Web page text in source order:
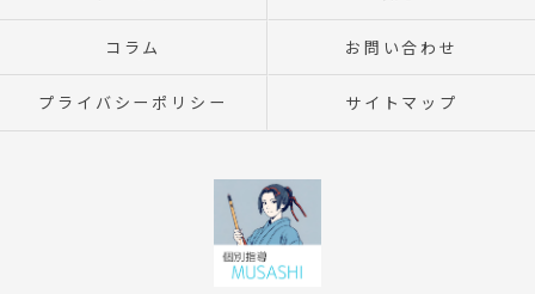
コラム お問い合わせ
プライバシーポリシー サイトマップ